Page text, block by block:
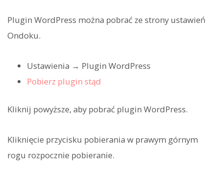
Plugin WordPress można pobrać ze strony ustawień
Ondoku.
Ustawienia → Plugin WordPress
Pobierz plugin stąd
Kliknij powyższe, aby pobrać plugin WordPress.
Kliknięcie przycisku pobierania w prawym górnym
rogu rozpocznie pobieranie.